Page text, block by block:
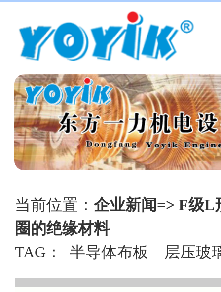
当前位置： 企业新闻=> F级L
圈的绝缘材料
TAG： 半导体布板 层压玻